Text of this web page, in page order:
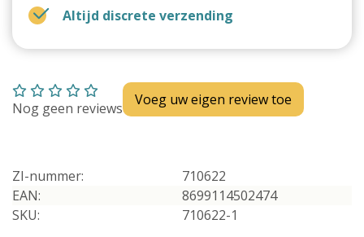
Altijd discrete verzending
Nog geen reviews Voeg uw eigen review toe
ZI-nummer:
710622
EAN:
8699114502474
SKU:
710622-1